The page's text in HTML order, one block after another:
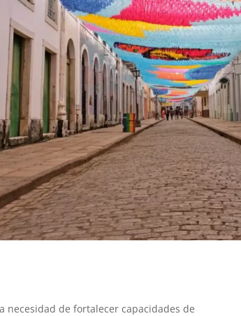
necesidad de fortalecer capacidades de